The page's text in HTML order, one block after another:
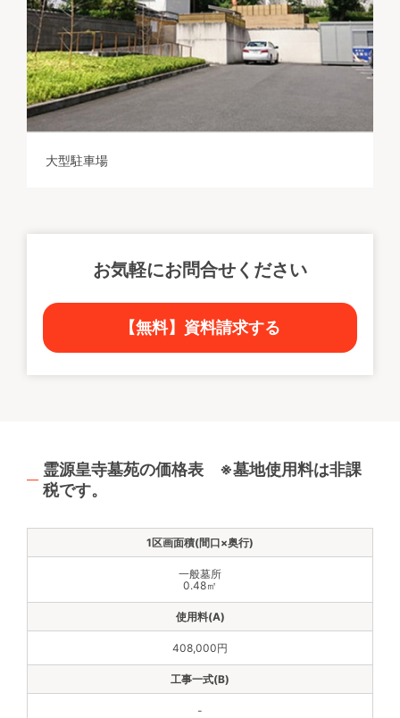
大型駐車場
お気軽にお問合せください
【無料】資料請求する
霊源皇寺墓苑の価格表 ※墓地使用料は非課
税です。
一般墓所
0.48㎡
408,000円
-